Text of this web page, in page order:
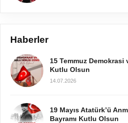
Haberler
15 Temmuz
Kutlu Olsun
14.07.2026
19 Mayıs Atatürk’ü
Bayramı Kutlu Olsun